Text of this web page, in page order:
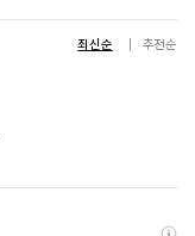
최신순 추천순